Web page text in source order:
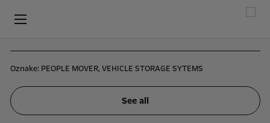
Oznake: PEOPLE MOVER, VEHICLE STORAGE SYTEMS
See all